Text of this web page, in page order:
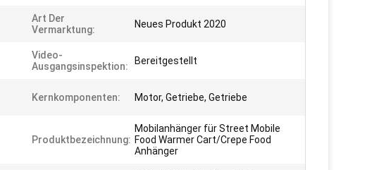
Art Der
Vermarktung:
Neues Produkt 2020
Video-
Ausgangsinspektion:
Bereitgestellt
Kernkomponenten: Motor, Getriebe, Getriebe
Produktbezeichnung:
Mobilanhänger für Street Mobile
Food Warmer Cart/Crepe Food
Anhänger